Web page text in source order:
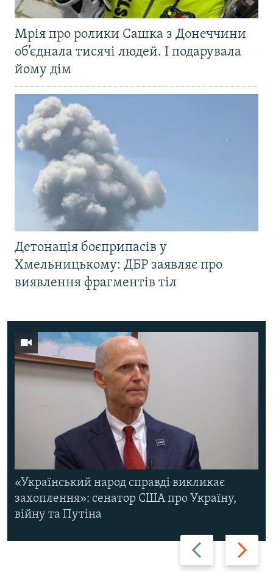
Мрія про ролики Сашка з Донеччини
об’єднала тисячі людей. І подарувала
йому дім
Детонація боєприпасів у
Хмельницькому: ДБР заявляє про
виявлення фрагментів тіл
Назад Вперед
«Український народ справді викликає
захоплення»: сенатор США про Україну,
війну та Путіна